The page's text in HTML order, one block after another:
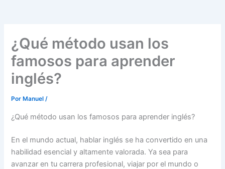
¿Qué método usan los
famosos para aprender
inglés?
Por Manuel/
¿Qué método usan los famosos para aprender inglés?
En el mundo actual, hablar inglés se ha convertido en una
habilidad esencial y altamente valorada. Ya sea para
avanzar en tu carrera profesional, viajar por el mundo o